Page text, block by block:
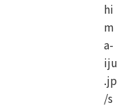
hi
m
a-
iju
.jp
/s